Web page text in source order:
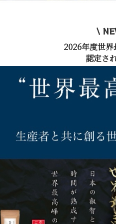
\
2026年度世
認定さ